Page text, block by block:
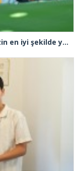
Cumhurbaşkanı Erdoğan: “Gençlerimizin en iyi şekilde yetişmeniz için tüm gücümüzle çalışıyoruz”